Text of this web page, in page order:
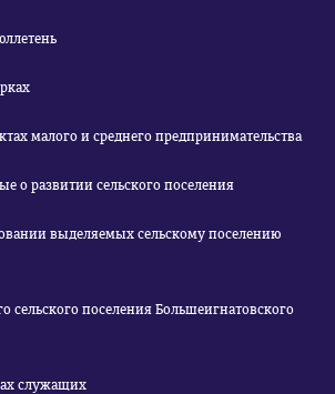
малого и среднего предпринимательства
о развитии сельского поселения
выделяемых сельскому поселению
сельского поселения Большеигнатовского
служащих